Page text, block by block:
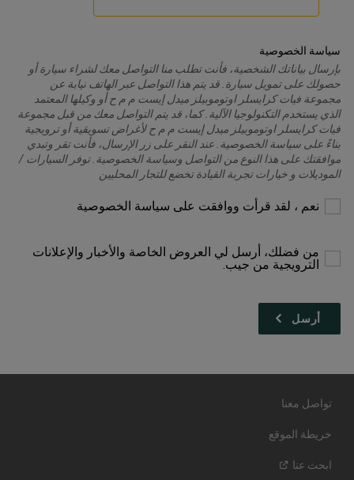
سياسة الخصوصية
بإرسال بياناتك الشخصية، فأنت تطلب منا التواصل معك لشراء سيارة أو
حصولك على تمويل سيارة. قد يتم هذا التواصل عبر الهاتف نيابة عن
مجموعة فيات كرايسلر اوتوموبيلز ميدل إيست م م ح أو وكيلها المعتمد
الذي يستخدم التكنولوجيا الآلية. كما، قد يتم التواصل معك من قبل مجموعة
فيات كرايسلر اوتوموبيلز ميدل إيست م م ح لأغراض تسويقية أو ترويجية
بناءً على سياسة الخصوصية. عند النقر على زر الإرسال، فأنت تقر وتبدي
موافقتك على هذا النوع من التواصل وسياسة الخصوصية. توفر السيارات /
الموديلات و خيارات تجربة القيادة تخضع للتجار المحليين
نعم ، لقد قرأت ووافقت على سياسة الخصوصية
من فضلك، أرسل لي العروض الخاصة والأخبار والإعلانات
الترويجية من جيب.
تواصل معنا
خريطة الموقع
ابحث عنا